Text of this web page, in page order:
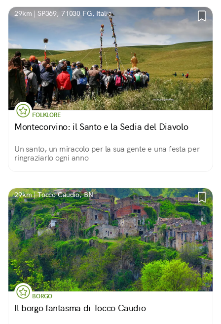
29km | SP369, 71030 FG, Italia
FOLKLORE
Montecorvino: il Santo e la Sedia del Diavolo
Un santo, un miracolo per la sua gente e una festa per
ringraziarlo ogni anno
29km | Tocco Caudio, BN
BORGO
Il borgo fantasma di Tocco Caudio